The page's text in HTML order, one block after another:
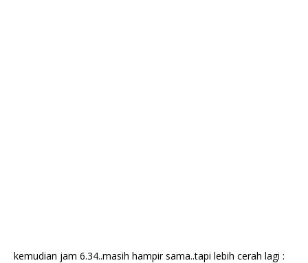
kemudian jam 6.34..masih hampir sama..tapi lebih cerah lagi :